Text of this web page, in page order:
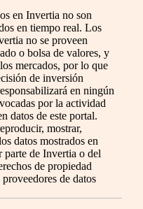
en Invertia no son
en tiempo real. Los
no se proveen
o bolsa de valores, y
mercados, por lo que
de inversión
en ningún
por la actividad
datos de este portal.
mostrar,
datos mostrados en
de Invertia o del
de propiedad
de datos